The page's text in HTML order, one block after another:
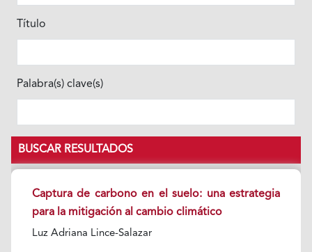
Título
Palabra(s) clave(s)
BUSCAR RESULTADOS
Captura de carbono en el suelo: una estrategia
para la mitigación al cambio climático
Luz Adriana Lince-Salazar